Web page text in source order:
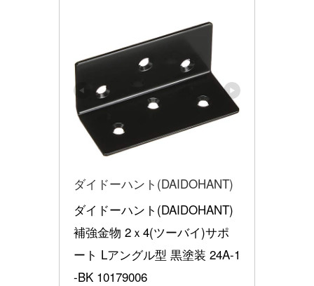
ダイドーハント(DAIDOHANT)
ダイドーハント(DAIDOHANT)
補強金物 2ｘ4(ツーバイ)サポ
ート Lアングル型 黒塗装 24A‐1
‐BK 10179006